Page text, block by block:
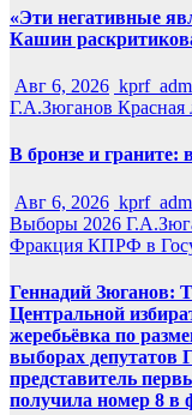
«Эти негативные
Кашин
Авг 6, 2026
Г.А.Зюганов Красная
В бронзе и
Авг 6, 2026
Выборы 2026
Фракция КПРФ в
Геннадий Зюганов:
Центральной
жеребьёвка по
выборах депутатов
представитель
получила номер 8 в